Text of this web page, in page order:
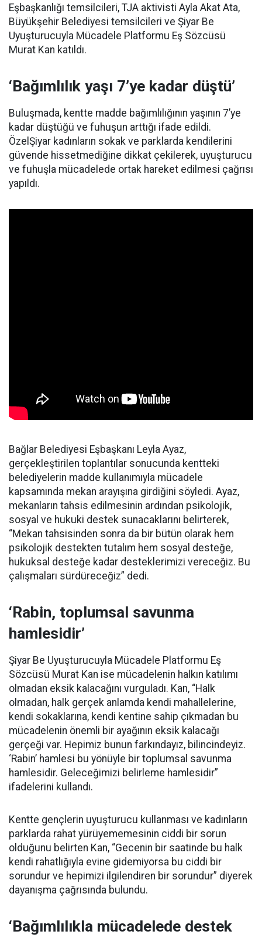
Eşbaşkanlığı temsilcileri, TJA aktivisti Ayla Akat Ata,
Büyükşehir Belediyesi temsilcileri ve Şiyar Be
Uyuşturucuyla Mücadele Platformu Eş Sözcüsü
Murat Kan katıldı.
‘Bağımlılık yaşı 7’ye kadar düştü’
Buluşmada, kentte madde bağımlılığının yaşının 7’ye
kadar düştüğü ve fuhuşun arttığı ifade edildi.
ÖzelŞiyar kadınların sokak ve parklarda kendilerini
güvende hissetmediğine dikkat çekilerek, uyuşturucu
ve fuhuşla mücadelede ortak hareket edilmesi çağrısı
yapıldı.
Bağlar Belediyesi Eşbaşkanı Leyla Ayaz,
gerçekleştirilen toplantılar sonucunda kentteki
belediyelerin madde kullanımıyla mücadele
kapsamında mekan arayışına girdiğini söyledi. Ayaz,
mekanların tahsis edilmesinin ardından psikolojik,
sosyal ve hukuki destek sunacaklarını belirterek,
“Mekan tahsisinden sonra da bir bütün olarak hem
psikolojik destekten tutalım hem sosyal desteğe,
hukuksal desteğe kadar desteklerimizi vereceğiz. Bu
çalışmaları sürdüreceğiz” dedi.
‘Rabin, toplumsal savunma
hamlesidir’
Şiyar Be Uyuşturucuyla Mücadele Platformu Eş
Sözcüsü Murat Kan ise mücadelenin halkın katılımı
olmadan eksik kalacağını vurguladı. Kan, “Halk
olmadan, halk gerçek anlamda kendi mahallelerine,
kendi sokaklarına, kendi kentine sahip çıkmadan bu
mücadelenin önemli bir ayağının eksik kalacağı
gerçeği var. Hepimiz bunun farkındayız, bilincindeyiz.
‘Rabin’ hamlesi bu yönüyle bir toplumsal savunma
hamlesidir. Geleceğimizi belirleme hamlesidir”
ifadelerini kullandı.
Kentte gençlerin uyuşturucu kullanması ve kadınların
parklarda rahat yürüyememesinin ciddi bir sorun
olduğunu belirten Kan, “Gecenin bir saatinde bu halk
kendi rahatlığıyla evine gidemiyorsa bu ciddi bir
sorundur ve hepimizi ilgilendiren bir sorundur” diyerek
dayanışma çağrısında bulundu.
‘Bağımlılıkla mücadelede destek